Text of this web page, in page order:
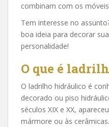
combinam com os
Tem interesse no
boa ideia para decorar sua
personalidade!
O que é
O ladrilho hidráulico é
decorado ou piso
séculos XIX e XX,
mármore ou às